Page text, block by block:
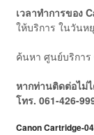
เวลาทำการของ
ให้บริการ ในวันห
ค้นหา ศูนย์บริการ
หากท่านติดต่อไม่
โทร. 061-426-
Canon Cartridge-